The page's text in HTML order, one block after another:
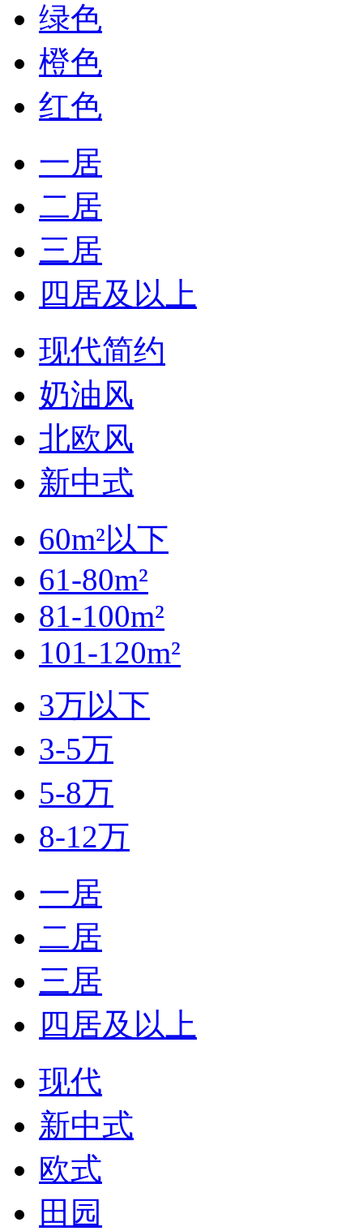
绿色
橙色
红色
一居
二居
三居
四居及以上
现代简约
奶油风
北欧风
新中式
60m²以下
61-80m²
81-100m²
101-120m²
3万以下
3-5万
5-8万
8-12万
一居
二居
三居
四居及以上
现代
新中式
欧式
田园